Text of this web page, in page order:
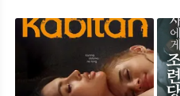
绎的日本电影，手机免费观
就上星空电影网，更多相关
猫或剧情网等平台了解。